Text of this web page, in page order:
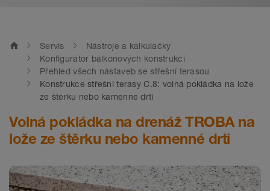
home Servis
Nástroje a kalkulačky
Konfigurátor balkonových konstrukcí
Přehled všech nástaveb se střešní terasou
Konstrukce střešní terasy C.8: volná pokládka na lože
ze štěrku nebo kamenné drti
Volná pokládka na drenáž TROBA na
lože ze štěrku nebo kamenné drti